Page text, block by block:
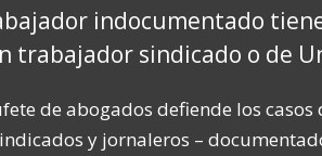
indocumentado
trabajador sindicado o de
de abogados defiende los
y jornaleros –